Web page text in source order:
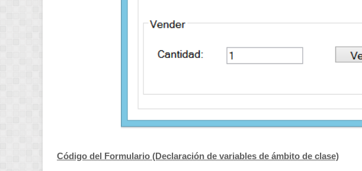
Código del Formulario (Declaración de variables de ámbito de clase)